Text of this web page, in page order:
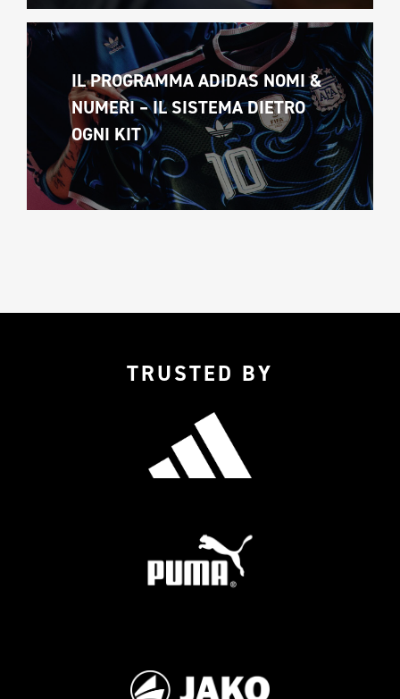
IL PROGRAMMA ADIDAS NOMI &
NUMERI – IL SISTEMA DIETRO
OGNI KIT
TRUSTED BY